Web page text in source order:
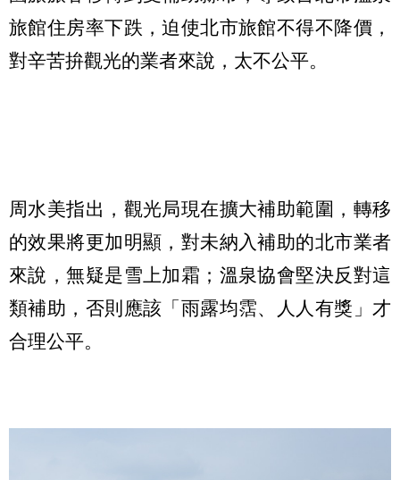
旅館住房率下跌，迫使北市旅館不得不降價，
對辛苦拚觀光的業者來說，太不公平。
周水美指出，觀光局現在擴大補助範圍，轉移
的效果將更加明顯，對未納入補助的北市業者
來說，無疑是雪上加霜；溫泉協會堅決反對這
類補助，否則應該「雨露均霑、人人有獎」才
合理公平。